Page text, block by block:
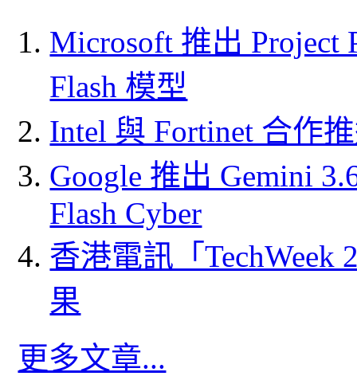
Microsoft 推出 Project
Flash 模型
Intel 與 Fortinet 合作
Google 推出 Gemini
Flash Cyber
香港電訊「
果
更多文章...